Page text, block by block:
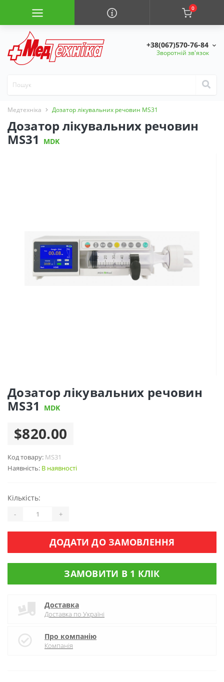
0
+38(067)570-76-84
Зворотній зв'язок
Медтехніка Дозатор лікувальних речовин MS31
Дозатор лікувальних речовин
MS31
MDK
Дозатор лікувальних речовин
MS31
MDK
$820.00
Код товару: MS31
Наявність: В наявності
Кількість:
- +
ДОДАТИ ДО ЗАМОВЛЕННЯ
ЗАМОВИТИ В 1 КЛІК
Доставка
Доставка по Україні
Про компанію
Компанія